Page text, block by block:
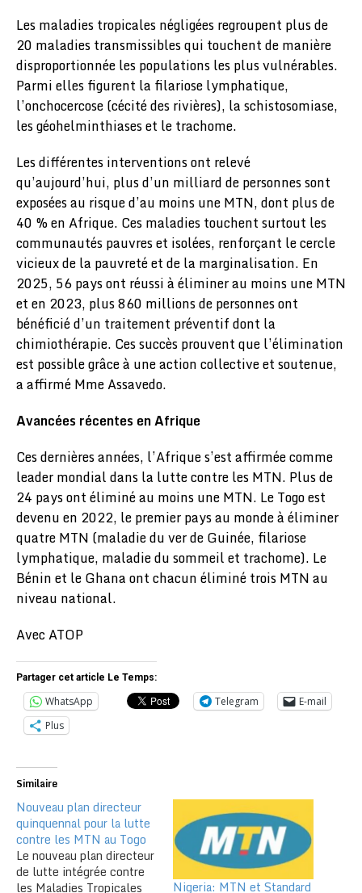
Les maladies tropicales négligées regroupent plus de
20 maladies transmissibles qui touchent de manière
disproportionnée les populations les plus vulnérables.
Parmi elles figurent la filariose lymphatique,
l’onchocercose (cécité des rivières), la schistosomiase,
les géohelminthiases et le trachome.
Les différentes interventions ont relevé
qu’aujourd’hui, plus d’un milliard de personnes sont
exposées au risque d’au moins une MTN, dont plus de
40 % en Afrique. Ces maladies touchent surtout les
communautés pauvres et isolées, renforçant le cercle
vicieux de la pauvreté et de la marginalisation. En
2025, 56 pays ont réussi à éliminer au moins une MTN
et en 2023, plus 860 millions de personnes ont
bénéficié d’un traitement préventif dont la
chimiothérapie. Ces succès prouvent que l’élimination
est possible grâce à une action collective et soutenue,
a affirmé Mme Assavedo.
Avancées récentes en Afrique
Ces dernières années, l’Afrique s’est affirmée comme
leader mondial dans la lutte contre les MTN. Plus de
24 pays ont éliminé au moins une MTN. Le Togo est
devenu en 2022, le premier pays au monde à éliminer
quatre MTN (maladie du ver de Guinée, filariose
lymphatique, maladie du sommeil et trachome). Le
Bénin et le Ghana ont chacun éliminé trois MTN au
niveau national.
Avec ATOP
Partager cet article Le Temps:
WhatsApp Telegram
E-mail
Plus
Similaire
Nouveau plan directeur
quinquennal pour la lutte
contre les MTN au Togo
Le nouveau plan directeur
de lutte intégrée contre
les Maladies Tropicales
Nigeria: MTN et Standard